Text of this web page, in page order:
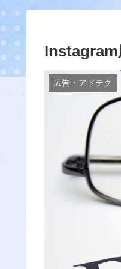
Instagram
広告・アドテク